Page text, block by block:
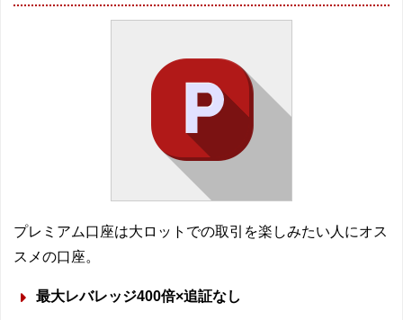
プレミアム口座は大ロットでの取引を楽しみたい人にオス
スメの口座。
最大レバレッジ400倍×追証なし